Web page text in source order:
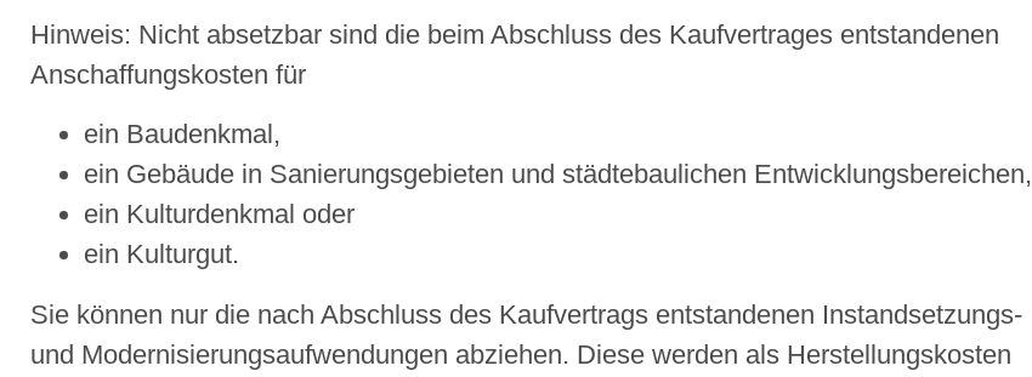
Hinweis: Nicht absetzbar sind die beim Abschluss des Kaufvertrages entstandenen
Anschaffungskosten für
ein Baudenkmal,
ein Gebäude in Sanierungsgebieten und städtebaulichen Entwicklungsbereichen,
ein Kulturdenkmal oder
ein Kulturgut.
Sie können nur die nach Abschluss des Kaufvertrags entstandenen Instandsetzungs-
und Modernisierungsaufwendungen abziehen. Diese werden als Herstellungskosten